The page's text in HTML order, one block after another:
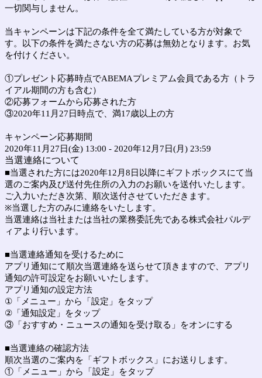
一切関与しません。
当キャンペーンは下記の条件を全て満たしている方が対象で
す。以下の条件を満たさない方の応募は無効となります。お気
を付けください。
①プレゼント応募時点でABEMAプレミアム会員である方（トラ
イアル期間の方も含む）
②応募フォームから応募された方
③2020年11月27日時点で、満17歳以上の方
キャンペーン応募期間
2020年11月27日(金) 13:00 - 2020年12月7日(月) 23:59
当選連絡について
■当選された方には2020年12月8日以降にギフトボックスにて当
選のご案内及び送付先住所の入力のお願いを送付いたします。
ご入力いただき次第、順次送付させていただきます。
※当選した方のみに連絡をいたします。
当選連絡は当社または当社の業務委託先である株式会社パルデ
ィアより行います。
■当選連絡通知を受けるために
アプリ通知にて順次当選連絡を送らせて頂きますので、アプリ
通知の許可設定をお願いいたします。
アプリ通知の設定方法
①「メニュー」から「設定」をタップ
②「通知設定」をタップ
③「おすすめ・ニュースの通知を受け取る」をオンにする
■当選連絡の確認方法
順次当選のご案内を「ギフトボックス」にお送りします。
①「メニュー」から「設定」をタップ